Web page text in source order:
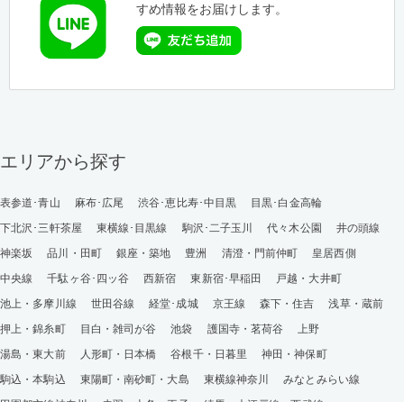
すめ情報をお届けします。
エリアから探す
表参道･青山 麻布･広尾 渋谷･恵比寿･中目黒
目黒･白金高輪
下北沢･三軒茶屋
東横線･目黒線 駒沢･二子玉川 代々木公園
井の頭線
神楽坂
品川・田町 銀座・築地 豊洲 清澄・門前仲町
皇居西側
中央線
千駄ヶ谷･四ッ谷 西新宿 東新宿･早稲田
戸越・大井町
池上・多摩川線
世田谷線 経堂･成城 京王線 森下・住吉
浅草・蔵前
押上・錦糸町
目白・雑司が谷 池袋 護国寺・茗荷谷
上野
湯島・東大前
人形町・日本橋 谷根千・日暮里
神田・神保町
駒込・本駒込
東陽町・南砂町・大島 東横線神奈川
みなとみらい線